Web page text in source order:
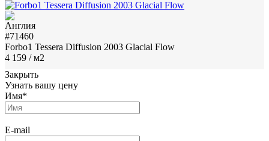
#71460
Forbo1 Tessera Diffusion 2003 Glacial Flow
4 159 / м2
Закрыть
Узнать вашу цену
Имя*
E-mail